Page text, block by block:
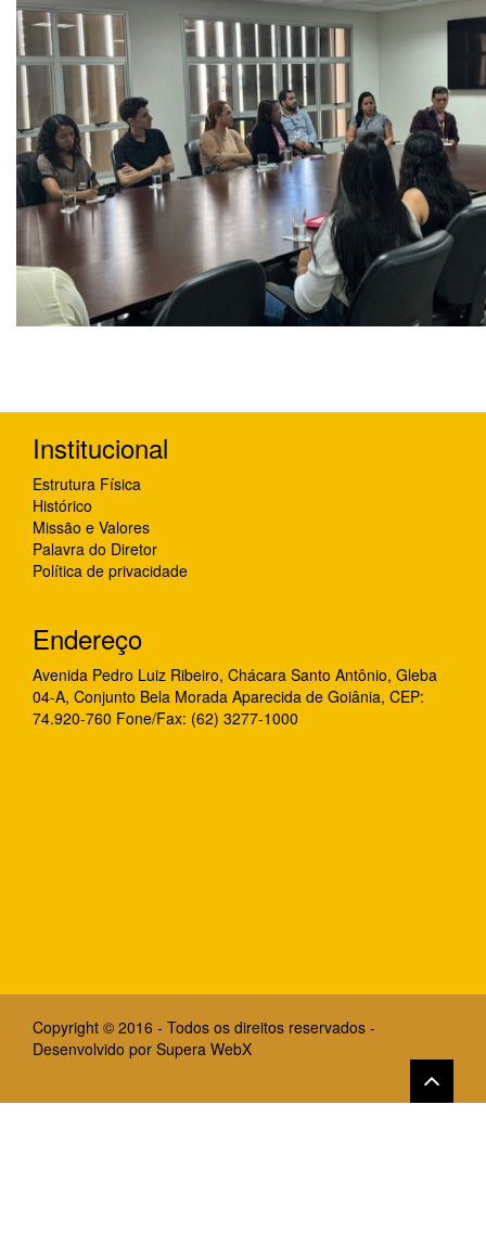
Institucional
Estrutura Física
Histórico
Missão e Valores
Palavra do Diretor
Política de privacidade
Endereço
Avenida Pedro Luiz Ribeiro, Chácara Santo Antônio, Gleba
04-A, Conjunto Bela Morada Aparecida de Goiânia, CEP:
74.920-760 Fone/Fax: (62) 3277-1000
Copyright © 2016 - Todos os direitos reservados -
Desenvolvido por Supera WebX